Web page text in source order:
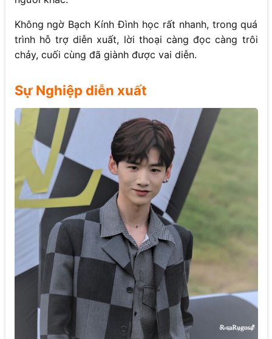
Không ngờ Bạch Kính Đình học rất nhanh, trong quá
trình hỗ trợ diễn xuất, lời thoại càng đọc càng trôi
chảy, cuối cùng đã giành được vai diễn.
Sự Nghiệp diễn xuất